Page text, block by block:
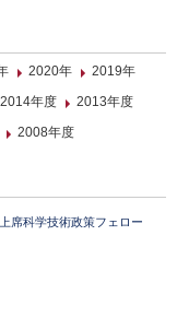
2020年
2019年
2014年度
2013年度
2008年度
席科学技術政策フェロー